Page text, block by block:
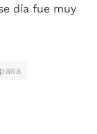
día fue muy